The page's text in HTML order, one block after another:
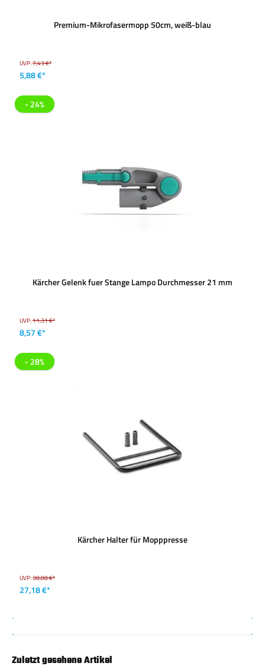
Premium-Mikrofasermopp 50cm, weiß-blau
UVP:7,43 €*
5,88 €*
- 24%
Kärcher Gelenk fuer Stange Lampo Durchmesser 21 mm
UVP:11,31 €*
8,57 €*
- 28%
Kärcher Halter für Mopppresse
UVP:38,08 €*
27,18 €*
Zuletzt gesehene Artikel